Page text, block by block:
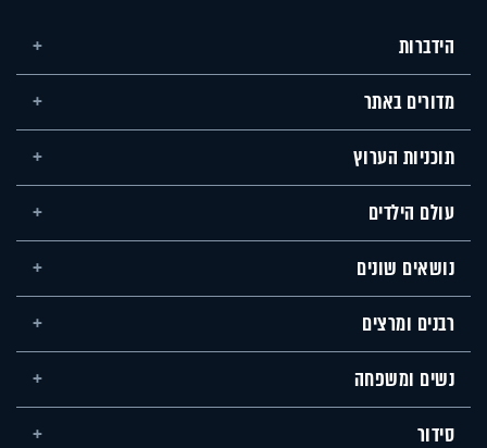
הידברות
מדורים באתר
תוכניות הערוץ
עולם הילדים
נושאים שונים
רבנים ומרצים
נשים ומשפחה
סידור